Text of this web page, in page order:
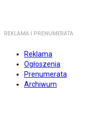
REKLAMA I PRENUMERATA
Reklama
Ogłoszenia
Prenumerata
Archiwum